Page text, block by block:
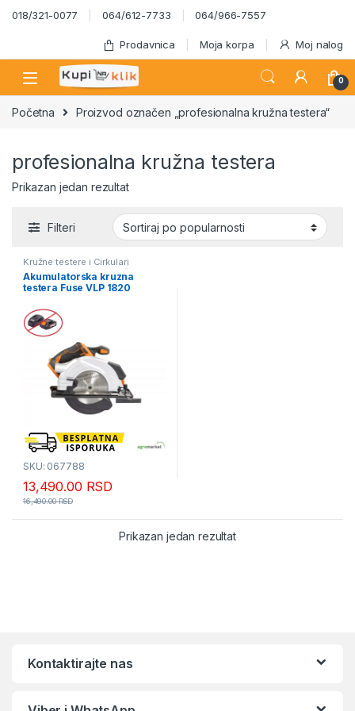
Skip to navigation
Skip to content
018/321-0077 064/612-7733 064/966-7557
Prodavnica Moja korpa Moj nalog
0
Početna Proizvod označen „profesionalna kružna testera“
profesionalna kružna testera
Prikazan jedan rezultat
Filteri
Kružne testere i Cirkulari
Akumulatorska kruzna
testera Fuse VLP 1820
SKU: 067788
13,490.00 RSD
16,490.00RSD
Prikazan jedan rezultat
Kontaktirajte nas